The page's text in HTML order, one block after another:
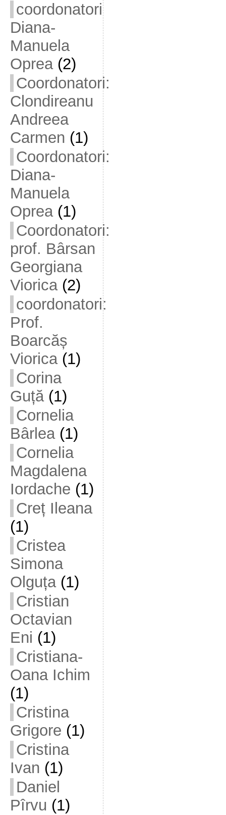
coordonatori
Diana-
Manuela
Oprea(2)
Coordonatori:
Clondireanu
Andreea
Carmen (1)
Coordonatori:
Diana-
Manuela
Oprea(1)
Coordonatori:
prof. Bârsan
Georgiana
Viorica(2)
coordonatori:
Prof.
Boarcăș
Viorica(1)
Corina
Guță(1)
Cornelia
Bârlea(1)
Cornelia
Magdalena
Iordache (1)
Creț Ileana
(1)
Cristea
Simona
Olguța(1)
Cristian
Octavian
Eni (1)
Cristiana-
Oana Ichim
(1)
Cristina
Grigore (1)
Cristina
Ivan (1)
Daniel
Pîrvu (1)